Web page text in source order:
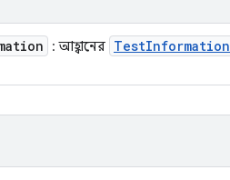
: আহ্বানের TestInformation